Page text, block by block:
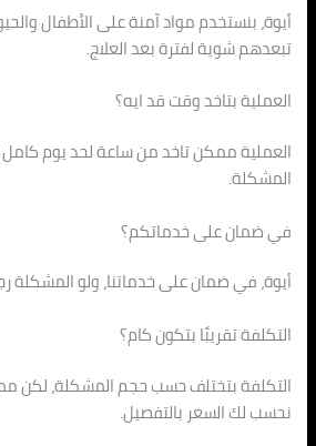
أيوة، بنستخدم مواد آمنة على الأطفال
تبعدهم شوية لفترة بعد العلاج.
العملية بتاخد وقت قد ايه؟
العملية ممكن تاخد من ساعة لحد يوم
المشكلة.
في ضمان على خدماتكم؟
أيوة، في ضمان على خدماتنا، ولو المشكلة
التكلفة تقريبًا بتكون كام؟
التكلفة بتختلف حسب حجم المشكلة، لكن
نحسب لك السعر بالتفصيل.